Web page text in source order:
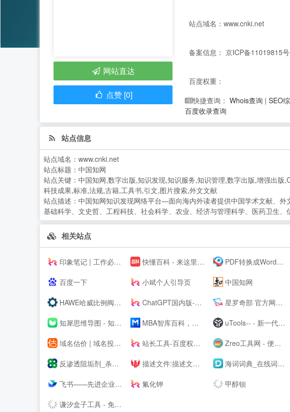
站点域名：www.cnki.net
备案信息： 京ICP备11019815
百度权重：
快捷查询： Whois查询 | SEO
百度收录查询
网站直达
点赞 [0]
站点信息
站点域名： www.cnki.net
站点标题： 中国知网
站点关键： 中国知网,数字出版,知识发现,知识服务,知识管理,数字出版,增强出
科技成果,标准,法规,古籍,工具书,引文,图片搜索,外文文献
站点描述： 中国知网知识发现网络平台—面向海内外读者提供中国学术文献、
基础科学、文史哲、工程科技、社会科学、农业、经济与管理科学、医药卫生、
相关站点
印象笔记 | 工作必备效率应用 快懂百科 - 来这里，认识世界！ PDF转换成Word转换器在线免费 - 在线word转pdf转换器 - 迅捷PDF转换器免费版
百度一下 小斌个人引导页 中国知网
HAWE哈威比例阀价格-德国HAWE进口电磁阀_柱塞泵厂家代理商 - 大连佰德 ChatGPT国内版-OpenAI 星罗奇部 官方网站-元宇宙社交平台
知犀思维导图 - 知犀-- MBA智库百科，全球专业中文经管百科 uTools-- - 新一代效率工具平台
域名估价 | 域名投资分析工具，域名评估用查询者CXZ.com 站长工具-百度权重查询-网站排名 - 去查网 Zreo工具网 - 便民工具网站 懒人工具箱 在线工具网 QQ工具 便民工具 站长工具 手机工具 多功能工具网
反渗透阻垢剂_杀菌剂_缓蚀剂_除垢剂厂家_广东巴沃夫环保官网 描述文件:描述文件生成,描述文件制作,IOS描述文件,描述文件转APP,免签苹果APP,免费在线描述文件封装,APP专家 海词词典_在线词典_在线翻译_海量正版权威词典--
飞书——先进企业协作与管理平台，一站式无缝办公协作，团队上下对齐目标，全面激活组织和个人。先进团队，先用飞书。 氟化钾 甲醇钡
谦汐盒子工具 - 免费在线网页工具箱，站长必备工具